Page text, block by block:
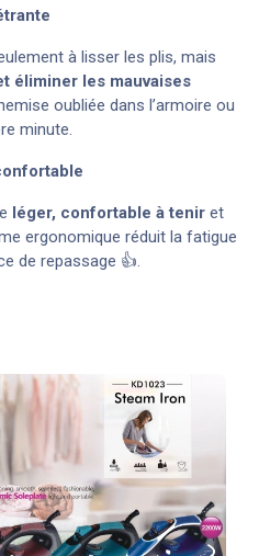
à lisser les plis, mais
éliminer les mauvaises
oubliée dans l’armoire ou
minute.
léger, confortable à tenir et
ergonomique réduit la fatigue
de repassage 👍.